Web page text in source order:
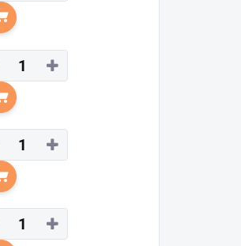
Do košíka
+
Do košíka
+
Do košíka
+